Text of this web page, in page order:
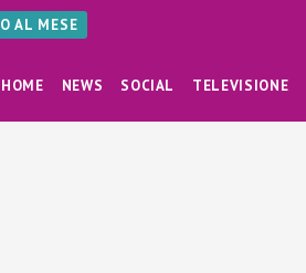
AL MESE
HOME NEWS SOCIAL TELEVISIONE